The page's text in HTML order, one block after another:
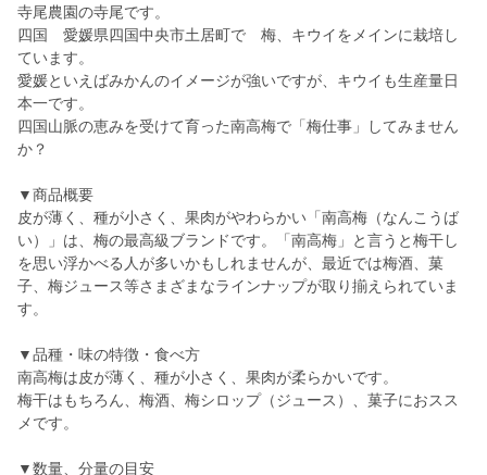
寺尾農園の寺尾です。
四国 愛媛県四国中央市土居町で 梅、キウイをメインに栽培し
ています。
愛媛といえばみかんのイメージが強いですが、キウイも生産量日
本一です。
四国山脈の恵みを受けて育った南高梅で「梅仕事」してみません
か？
▼商品概要
皮が薄く、種が小さく、果肉がやわらかい「南高梅（なんこうば
い）」は、梅の最高級ブランドです。「南高梅」と言うと梅干し
を思い浮かべる人が多いかもしれませんが、最近では梅酒、菓
子、梅ジュース等さまざまなラインナップが取り揃えられていま
す。
▼品種・味の特徴・食べ方
南高梅は皮が薄く、種が小さく、果肉が柔らかいです。
梅干はもちろん、梅酒、梅シロップ（ジュース）、菓子におスス
メです。
▼数量、分量の目安